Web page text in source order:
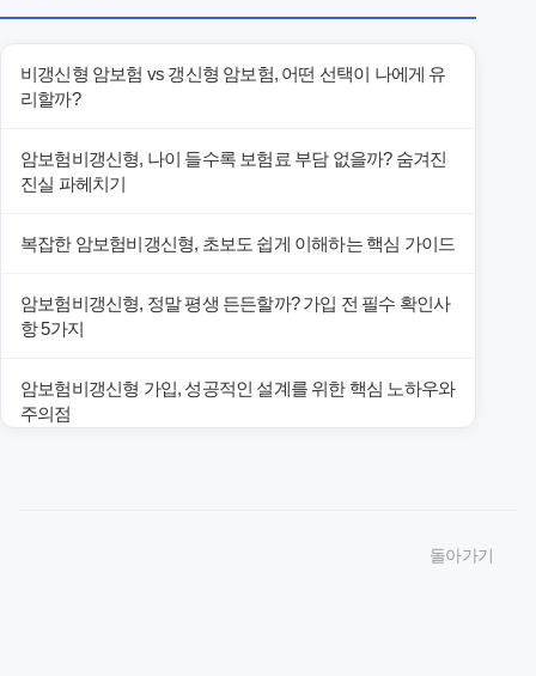
비갱신형 암보험 vs 갱신형 암보험, 어떤 선택이 나에게 유
리할까?
암보험비갱신형, 나이 들수록 보험료 부담 없을까? 숨겨진
진실 파헤치기
복잡한 암보험비갱신형, 초보도 쉽게 이해하는 핵심 가이드
암보험비갱신형, 정말 평생 든든할까? 가입 전 필수 확인사
항 5가지
암보험비갱신형 가입, 성공적인 설계를 위한 핵심 노하우와
주의점
돌아가기